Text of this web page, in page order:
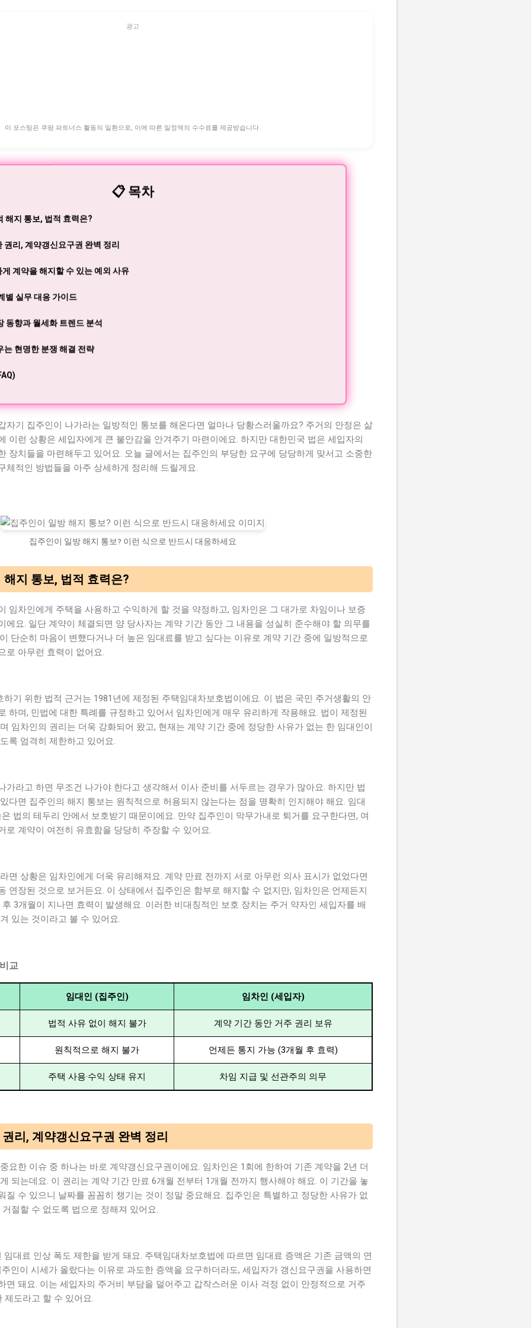
광고
이 포스팅은 쿠팡 파트너스 활동의 일환으로, 이에 따른 일정액의 수수료를 제공받습니다.
📋 목차
해지 통보, 법적 효력은?
권리, 계약갱신요구권 완벽 정리
계약을 해지할 수 있는 예외 사유
별 실무 대응 가이드
동향과 월세화 트렌드 분석
는 현명한 분쟁 해결 전략
자기 집주인이 나가라는 일방적인 통보를 해온다면 얼마나 당황스러울까요? 주거의 안정은 삶
이런 상황은 세입자에게 큰 불안감을 안겨주기 마련이에요. 하지만 대한민국 법은 세입자의
장치들을 마련해두고 있어요. 오늘 글에서는 집주인의 부당한 요구에 당당하게 맞서고 소중한
체적인 방법들을 아주 상세하게 정리해 드릴게요.
집주인이 일방 해지 통보? 이런 식으로 반드시 대응하세요
지 통보, 법적 효력은?
임차인에게 주택을 사용하고 수익하게 할 것을 약정하고, 임차인은 그 대가로 차임이나 보증
에요. 일단 계약이 체결되면 양 당사자는 계약 기간 동안 그 내용을 성실히 준수해야 할 의무를
단순히 마음이 변했다거나 더 높은 임대료를 받고 싶다는 이유로 계약 기간 중에 일방적으로
로 아무런 효력이 없어요.
기 위한 법적 근거는 1981년에 제정된 주택임대차보호법이에요. 이 법은 국민 주거생활의 안
하며, 민법에 대한 특례를 규정하고 있어서 임차인에게 매우 유리하게 작용해요. 법이 제정된
임차인의 권리는 더욱 강화되어 왔고, 현재는 계약 기간 중에 정당한 사유가 없는 한 임대인이
록 엄격히 제한하고 있어요.
가라고 하면 무조건 나가야 한다고 생각해서 이사 준비를 서두르는 경우가 많아요. 하지만 법
다면 집주인의 해지 통보는 원칙적으로 허용되지 않는다는 점을 명확히 인지해야 해요. 임대
법의 테두리 안에서 보호받기 때문이에요. 만약 집주인이 막무가내로 퇴거를 요구한다면, 여
로 계약이 여전히 유효함을 당당히 주장할 수 있어요.
면 상황은 임차인에게 더욱 유리해져요. 계약 만료 전까지 서로 아무런 의사 표시가 없었다면
연장된 것으로 보거든요. 이 상태에서 집주인은 함부로 해지할 수 없지만, 임차인은 언제든지
3개월이 지나면 효력이 발생해요. 이러한 비대칭적인 보호 장치는 주거 약자인 세입자를 배
있는 것이라고 볼 수 있어요.
교
임대인 (집주인) 임차인 (세입자)
법적 사유 없이 해지 불가 계약 기간 동안 거주 권리 보유
원칙적으로 해지 불가 언제든 통지 가능 (3개월 후 효력)
주택 사용·수익 상태 유지 차임 지급 및 선관주의 의무
리, 계약갱신요구권 완벽 정리
요한 이슈 중 하나는 바로 계약갱신요구권이에요. 임차인은 1회에 한하여 기존 계약을 2년 더
되는데요. 이 권리는 계약 기간 만료 6개월 전부터 1개월 전까지 행사해야 해요. 이 기간을 놓
질 수 있으니 날짜를 꼼꼼히 챙기는 것이 정말 중요해요. 집주인은 특별하고 정당한 사유가 없
절할 수 없도록 법으로 정해져 있어요.
대료 인상 폭도 제한을 받게 돼요. 주택임대차보호법에 따르면 임대료 증액은 기존 금액의 연
인이 시세가 올랐다는 이유로 과도한 증액을 요구하더라도, 세입자가 갱신요구권을 사용하면
면 돼요. 이는 세입자의 주거비 부담을 덜어주고 갑작스러운 이사 걱정 없이 안정적으로 거주
제도라고 할 수 있어요.